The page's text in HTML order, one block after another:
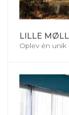
LILLE
Oplev én